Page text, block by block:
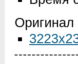
Оригинал